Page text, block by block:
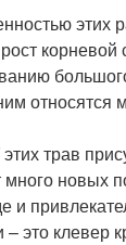
этих
относятся
трав
много новых
и
– это клевер